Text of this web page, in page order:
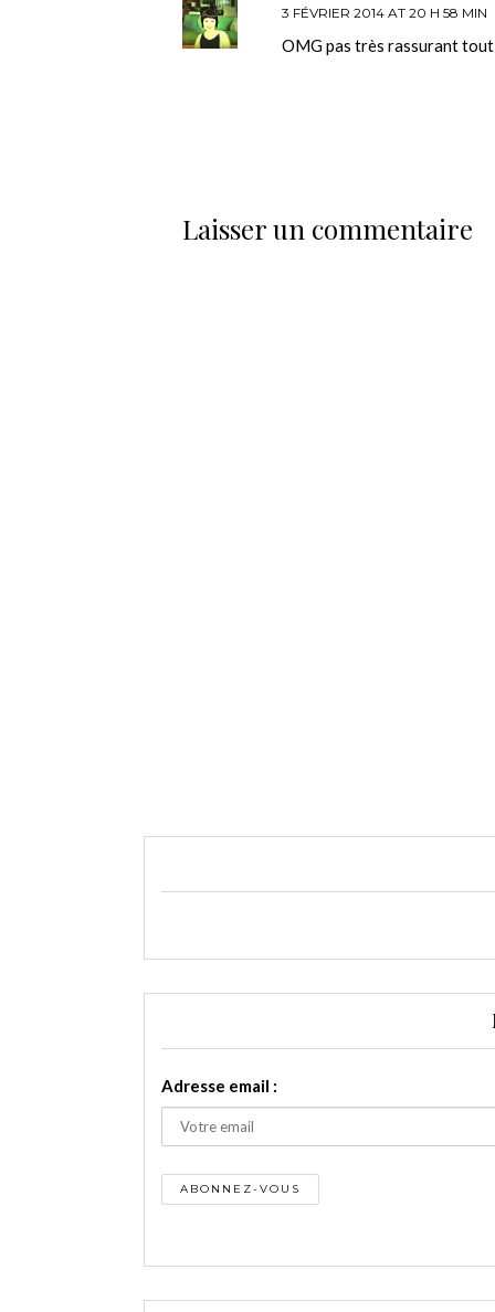
3 FÉVRIER 2014 AT 20 H 58 MIN
OMG pas très rassurant tout
Laisser un commentaire
Adresse email :